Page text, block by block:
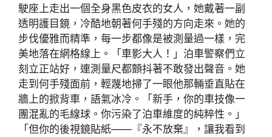
駛座上走出一個全身黑色皮衣的女人，她戴著一副
透明護目鏡，冷酷地朝著何手殘的方向走來。她的
步伐優雅而精準，每一步都像是被測量過一樣，完
美地落在網格線上。「車影大人！」泊車警察們立
刻立正站好，連測量尺都顫抖著不敢發出聲音。她
走到何手殘面前，輕蔑地掃了一眼他那輛垂直貼在
牆上的掀背車，語氣冰冷。「新手，你的車技像一
團混亂的毛線球。你污染了泊車維度的純粹性。」
「但你的後視鏡貼紙——『永不放棄』，讓我看到